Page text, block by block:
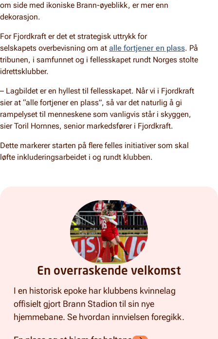
om side med ikoniske Brann-øyeblikk, er mer enn
dekorasjon.
For Fjordkraft er det et strategisk uttrykk for
selskapets overbevisning om at alle fortjener en plass. På
tribunen, i samfunnet og i fellesskapet rundt Norges stolte
idrettsklubber.
– Lagbildet er en hyllest til fellesskapet. Når vi i Fjordkraft
sier at “alle fortjener en plass”, så var det naturlig å gi
rampelyset til menneskene som vanligvis står i skyggen,
sier Toril Hornnes, senior markedsfører i Fjordkraft.
Dette markerer starten på flere felles initiativer som skal
løfte inkluderingsarbeidet i og rundt klubben.
En overraskende velkomst
I en historisk epoke har klubbens kvinnelag
offisielt gjort Brann Stadion til sin nye
hjemmebane. Se hvordan innvielsen foregikk.